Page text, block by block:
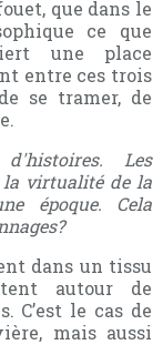
que dans le
ce que
une place
entre ces trois
se tramer, de
Les
la virtualité de la
époque. Cela
dans un tissu
autour de
C’est le cas de
mais aussi